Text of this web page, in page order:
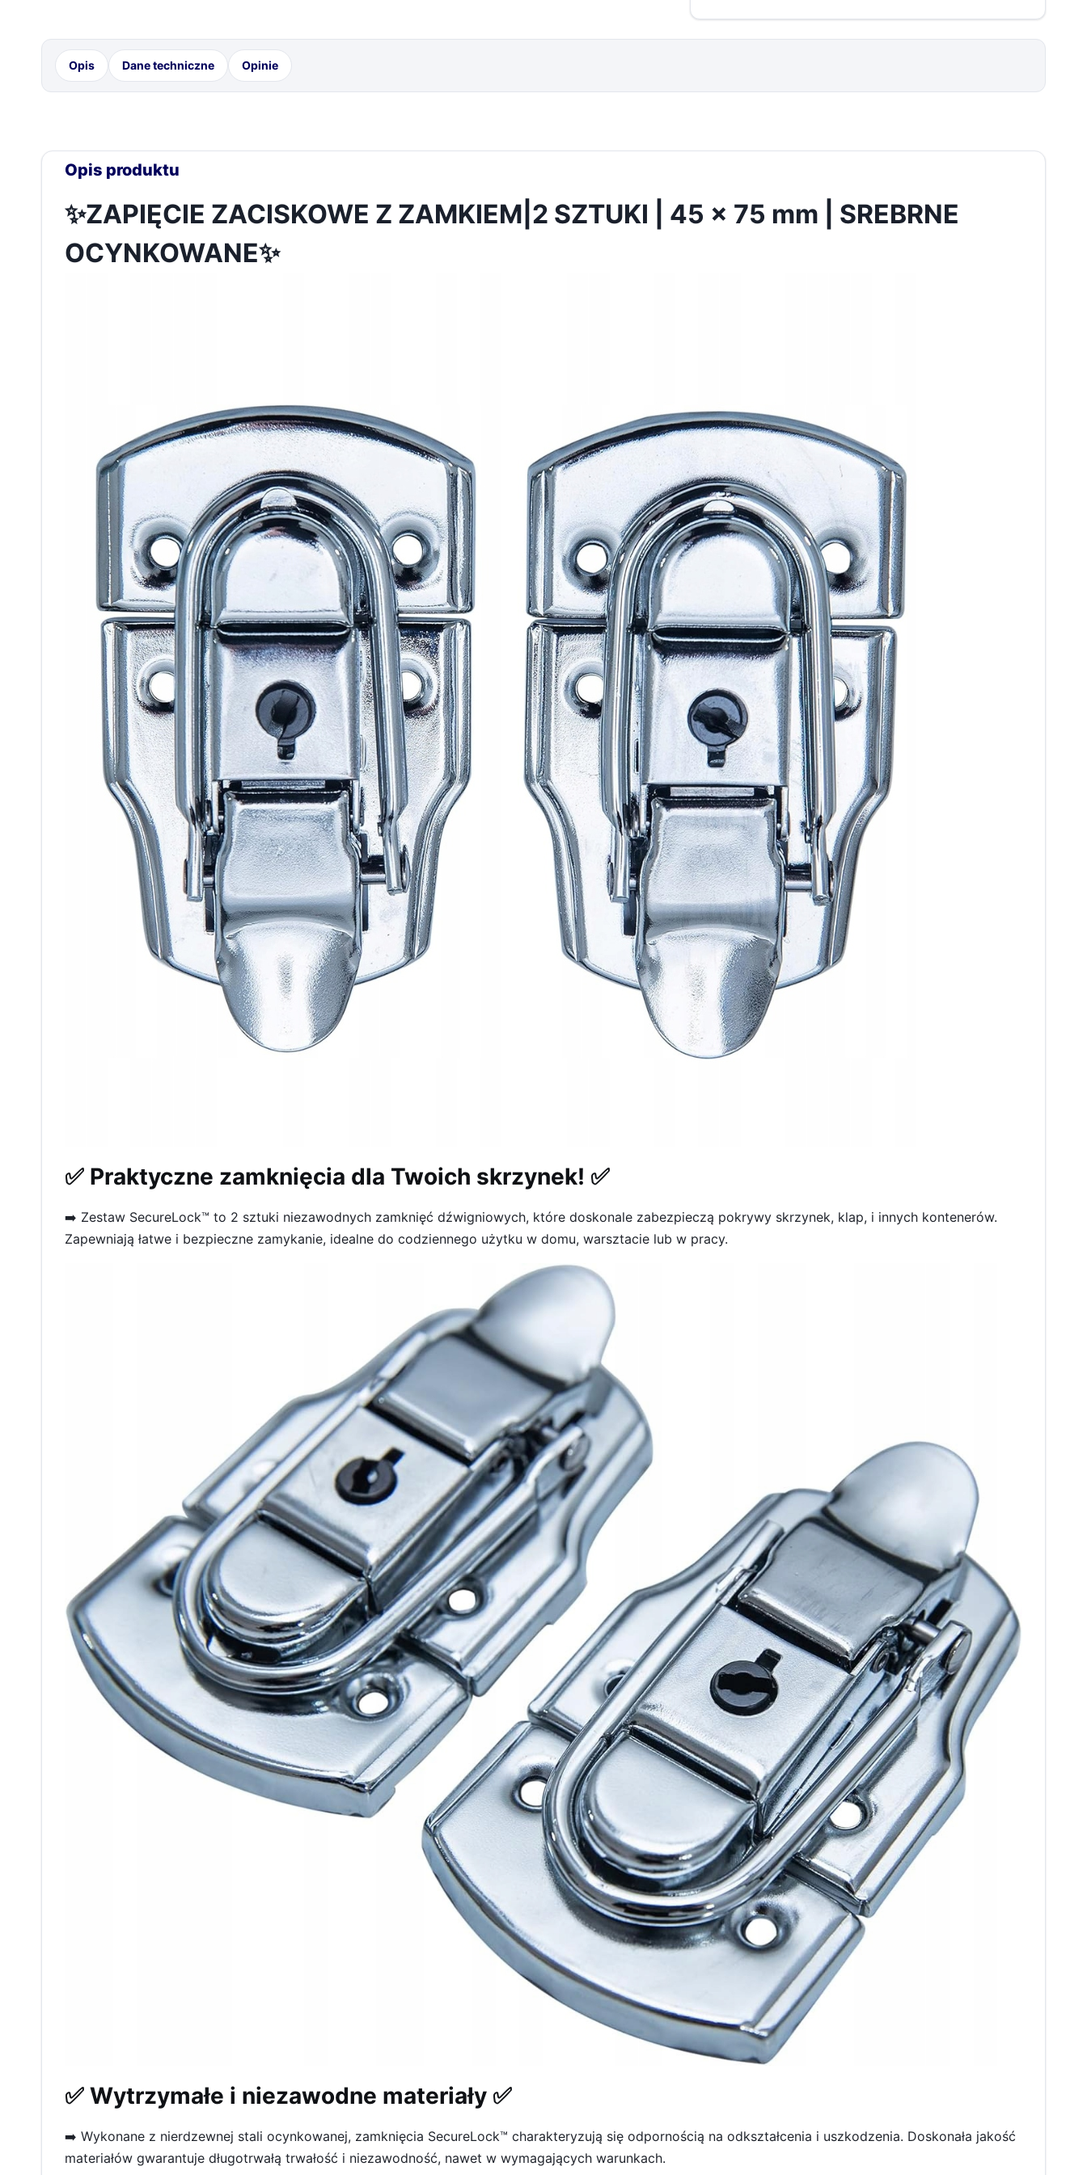
Opis Dane techniczne Opinie
✨ZAPIĘCIE ZACISKOWE Z ZAMKIEM|2 SZTUKI | 45 x 75 mm | SREBRNE
OCYNKOWANE✨
✅ Praktyczne zamknięcia dla Twoich skrzynek! ✅
➡️ Zestaw SecureLock™ to 2 sztuki niezawodnych zamknięć dźwigniowych, które doskonale zabezpieczą pokrywy skrzynek, klap, i innych kontenerów.
Zapewniają łatwe i bezpieczne zamykanie, idealne do codziennego użytku w domu, warsztacie lub w pracy.
✅ Wytrzymałe i niezawodne materiały ✅
➡️ Wykonane z nierdzewnej stali ocynkowanej, zamknięcia SecureLock™ charakteryzują się odpornością na odkształcenia i uszkodzenia. Doskonała jakość
materiałów gwarantuje długotrwałą trwałość i niezawodność, nawet w wymagających warunkach.